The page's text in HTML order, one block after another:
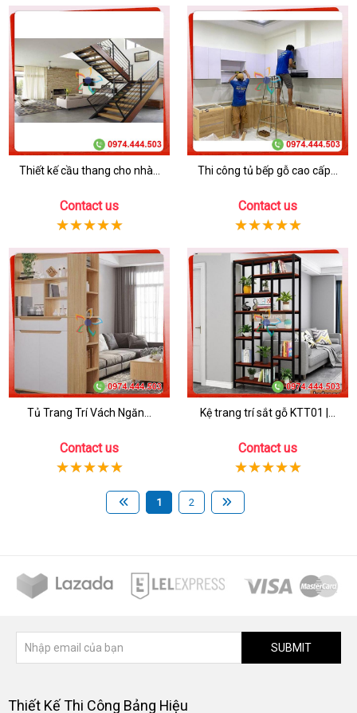
Thiết kế cầu thang cho nhà...
Contact us
Thi công tủ bếp gỗ cao cấp...
Contact us
Tủ Trang Trí Vách Ngăn...
Contact us
Kệ trang trí sắt gỗ KTT01 |...
Contact us
1 2
SUBMIT
Thiết Kế Thi Công Bảng Hiệu